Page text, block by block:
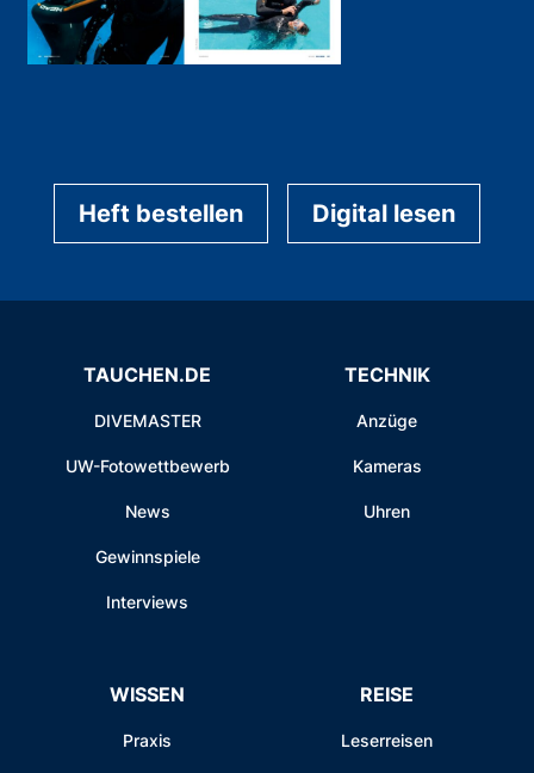
Heft bestellen Digital lesen
TAUCHEN.DE
DIVEMASTER
UW-Fotowettbewerb
News
Gewinnspiele
Interviews
TECHNIK
Anzüge
Kameras
Uhren
WISSEN
Praxis
REISE
Leserreisen